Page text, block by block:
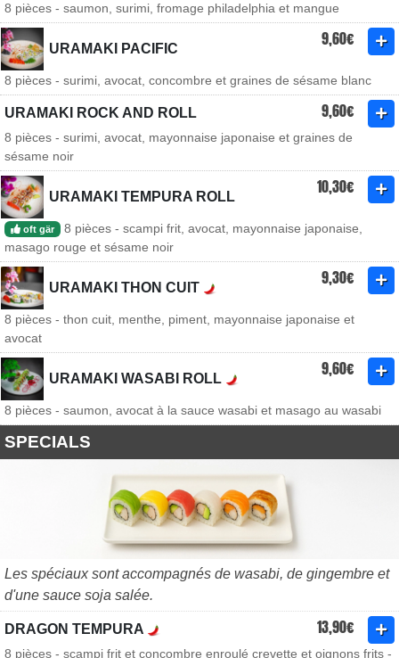
8 pièces - saumon, surimi, fromage philadelphia et mangue
URAMAKI PACIFIC 9,60€
8 pièces - surimi, avocat, concombre et graines de sésame blanc
URAMAKI ROCK AND ROLL 9,60€
8 pièces - surimi, avocat, mayonnaise japonaise et graines de
sésame noir
URAMAKI TEMPURA ROLL 10,30€
oft gär
8 pièces - scampi frit, avocat, mayonnaise japonaise,
masago rouge et sésame noir
URAMAKI THON CUIT 9,30€
8 pièces - thon cuit, menthe, piment, mayonnaise japonaise et
avocat
URAMAKI WASABI ROLL 9,60€
8 pièces - saumon, avocat à la sauce wasabi et masago au wasabi
SPECIALS
Les spéciaux sont accompagnés de wasabi, de gingembre et
d'une sauce soja salée.
DRAGON TEMPURA 13,90€
8 pièces - scampi frit et concombre enroulé crevette et oignons frits -